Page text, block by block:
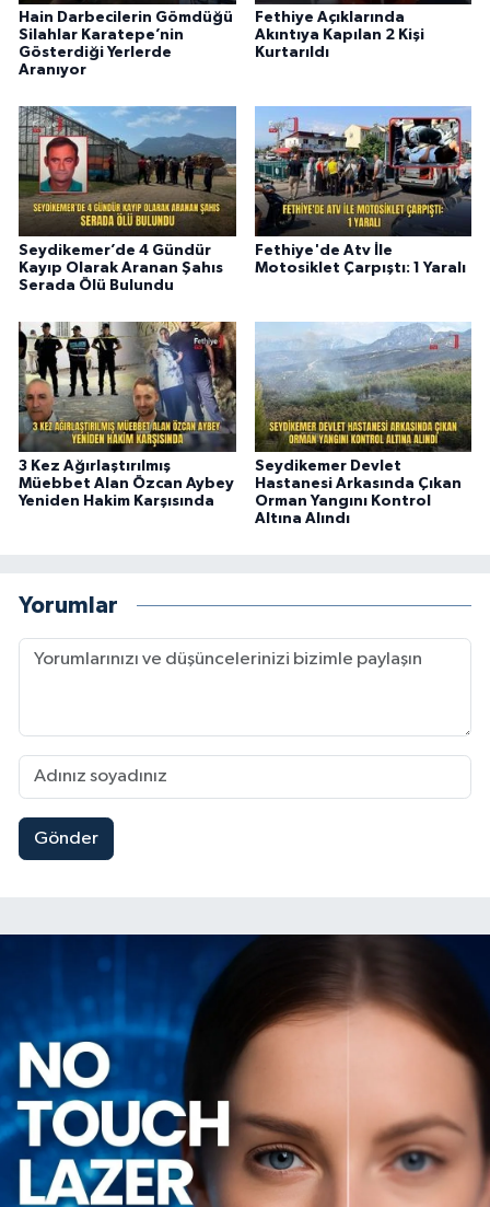
Hain Darbecilerin Gömdüğü
Silahlar Karatepe’nin
Gösterdiği Yerlerde
Aranıyor
Fethiye Açıklarında
Akıntıya Kapılan 2 Kişi
Kurtarıldı
Seydikemer’de 4 Gündür
Kayıp Olarak Aranan Şahıs
Serada Ölü Bulundu
Fethiye'de Atv İle
Motosiklet Çarpıştı: 1 Yaralı
3 Kez Ağırlaştırılmış
Müebbet Alan Özcan Aybey
Yeniden Hakim Karşısında
Seydikemer Devlet
Hastanesi Arkasında Çıkan
Orman Yangını Kontrol
Altına Alındı
Yorumlar
Gönder